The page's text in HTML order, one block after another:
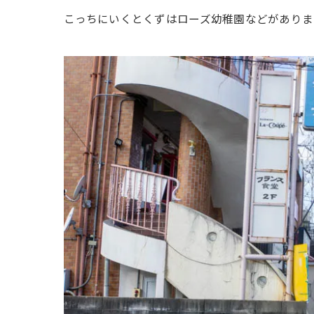
こっちにいくとくずはローズ幼稚園などがあり